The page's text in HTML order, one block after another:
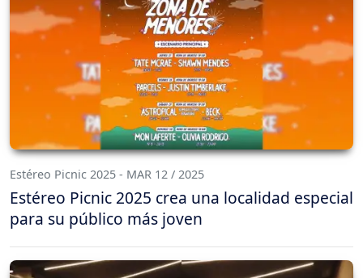
Estéreo Picnic 2025 - MAR 12 / 2025
Estéreo Picnic 2025 crea una localidad especial
para su público más joven